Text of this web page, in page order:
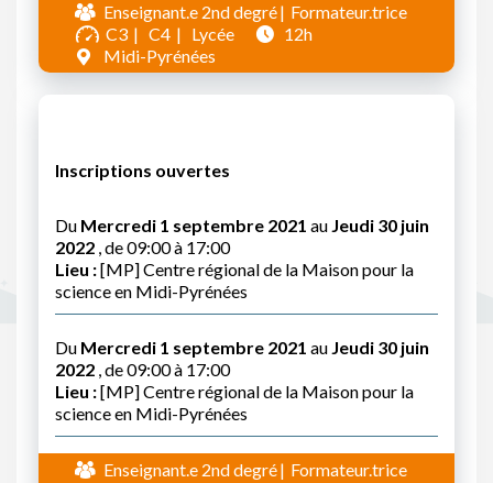
Enseignant.e 2nd degré
Formateur.trice
C3
C4 Lycée
12h
Midi-Pyrénées
Inscriptions ouvertes
Du Mercredi 1 septembre 2021 au Jeudi 30 juin
2022 , de 09:00 à 17:00
Lieu :[MP] Centre régional de la Maison pour la
science en Midi-Pyrénées
Du Mercredi 1 septembre 2021 au Jeudi 30 juin
2022 , de 09:00 à 17:00
Lieu :[MP] Centre régional de la Maison pour la
science en Midi-Pyrénées
Enseignant.e 2nd degré
Formateur.trice